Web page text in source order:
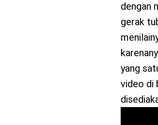
dengan
gerak
yang
video di